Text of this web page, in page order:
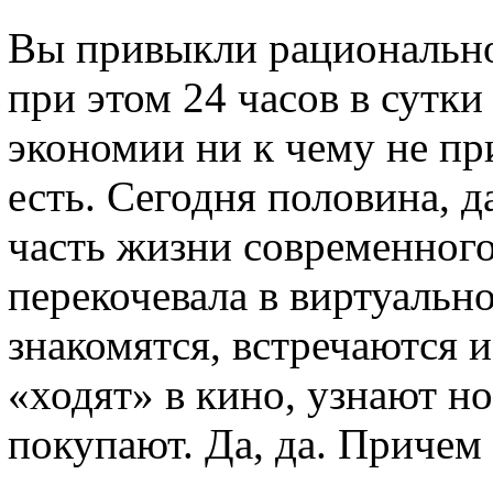
Вы привыкли
при этом 24 часов в
экономии ни к чему не
есть. Сегодня половина,
часть жизни
перекочевала в
знакомятся, встречаются
«ходят» в кино, узнают
покупают. Да, да. Причем